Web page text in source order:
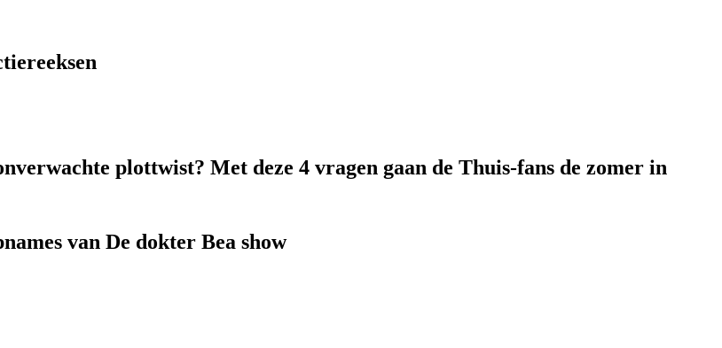
plottwist? Met deze 4 vragen gaan de Thuis-fans de zomer in
van De dokter Bea show